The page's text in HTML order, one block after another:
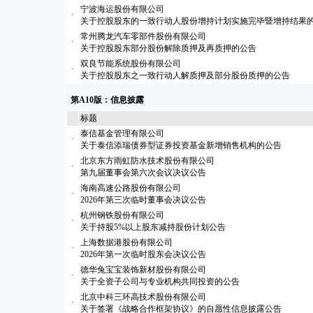
·
宁波海运股份有限公司
关于控股股东的一致行动人股份增持计划实施完毕暨增持结果
·
常州腾龙汽车零部件股份有限公司
关于控股股东部分股份解除质押及再质押的公告
·
双良节能系统股份有限公司
关于控股股东之一致行动人解质押及部分股份质押的公告
第A10版：信息披露
标题
·
泰信基金管理有限公司
关于泰信添瑞债券型证券投资基金新增销售机构的公告
·
北京东方雨虹防水技术股份有限公司
第九届董事会第六次会议决议公告
·
海南高速公路股份有限公司
2026年第三次临时董事会决议公告
·
杭州钢铁股份有限公司
关于持股5%以上股东减持股份计划公告
·
上海数据港股份有限公司
2026年第一次临时股东会决议公告
·
德华兔宝宝装饰新材股份有限公司
关于全资子公司与专业机构共同投资的公告
·
北京中科三环高技术股份有限公司
关于签署《战略合作框架协议》的自愿性信息披露公告